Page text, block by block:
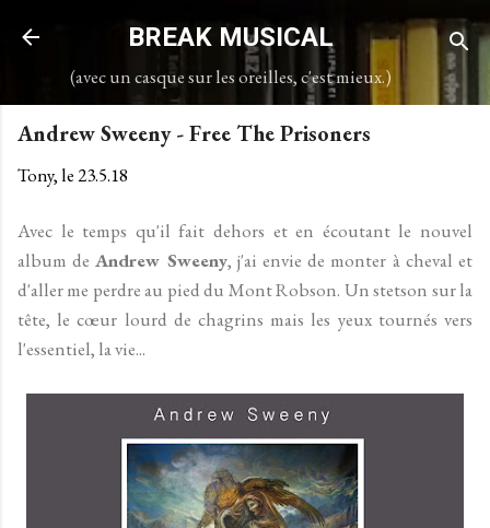
Accéder au contenu principal
BREAK MUSICAL
(avec un casque sur les oreilles, c'est mieux.)
Andrew Sweeny - Free The Prisoners
Tony, le23.5.18
Avec le temps qu'il fait dehors et en écoutant le nouvel
album deAndrew Sweeny, j'ai envie de monter à cheval et
d'aller me perdre au pied du Mont Robson. Un stetson sur la
tête, le cœur lourd de chagrins mais les yeux tournés vers
l'essentiel, la vie...